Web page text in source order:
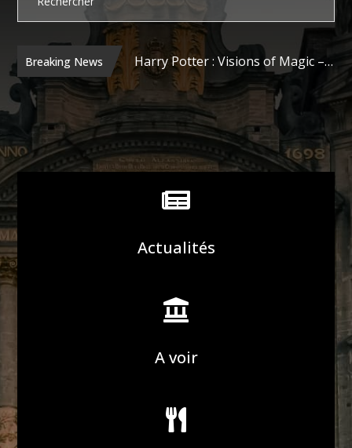
Breaking News Harry Potter : Visions of Magic – Une Plongée Envoûtante dans l’Univers de J.K. Rowling à Tour & Taxis

Actualités

A voir
